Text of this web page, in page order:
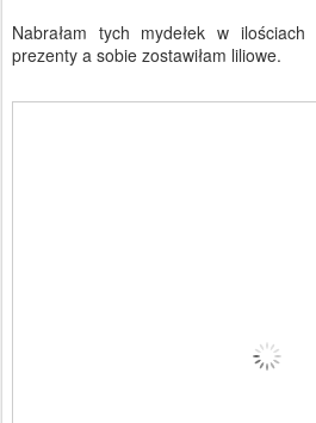
Nabrałam tych mydełek w
prezenty a sobie zostawiłam liliowe.